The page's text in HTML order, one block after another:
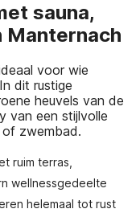
sauna,
Manternach
voor wie
dit rustige
heuvels van de
van een stijlvolle
zwembad.
ruim terras,
wellnessgedeelte
helemaal tot rust